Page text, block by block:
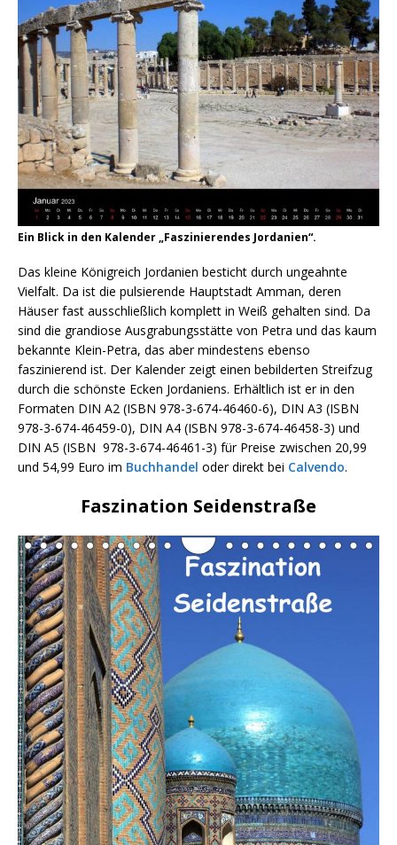
Ein Blick in den Kalender „Faszinierendes Jordanien“.
Das kleine Königreich Jordanien besticht durch ungeahnte
Vielfalt. Da ist die pulsierende Hauptstadt Amman, deren
Häuser fast ausschließlich komplett in Weiß gehalten sind. Da
sind die grandiose Ausgrabungsstätte von Petra und das kaum
bekannte Klein-Petra, das aber mindestens ebenso
faszinierend ist. Der Kalender zeigt einen bebilderten Streifzug
durch die schönste Ecken Jordaniens. Erhältlich ist er in den
Formaten DIN A2 (ISBN 978-3-674-46460-6), DIN A3 (ISBN
978-3-674-46459-0), DIN A4 (ISBN 978-3-674-46458-3) und
DIN A5 (ISBN 978-3-674-46461-3) für Preise zwischen 20,99
und 54,99 Euro im Buchhandel oder direkt bei Calvendo.
Faszination Seidenstraße